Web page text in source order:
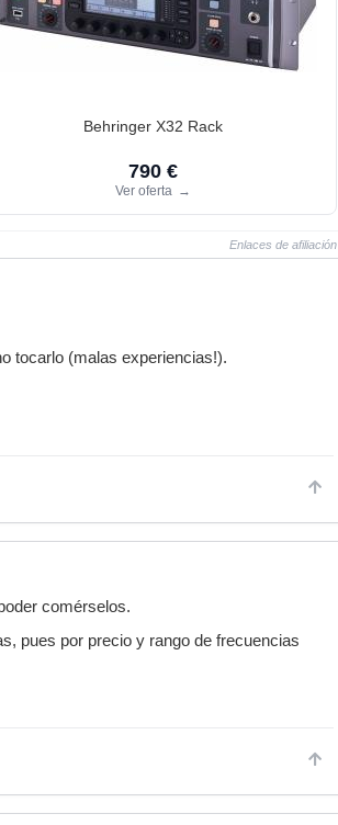
Behringer X32 Rack
790 €
Ver oferta →
Enlaces de afiliación
tocarlo (malas experiencias!).
comérselos.
pues por precio y rango de frecuencias